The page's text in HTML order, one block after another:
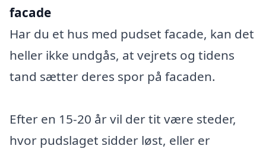
facade
Har du et hus med pudset facade, kan det
heller ikke undgås, at vejrets og tidens
tand sætter deres spor på facaden.
Efter en 15-20 år vil der tit være steder,
hvor pudslaget sidder løst, eller er